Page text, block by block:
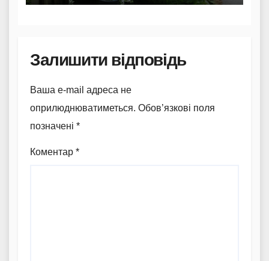
Залишити відповідь
Ваша e-mail адреса не
оприлюднюватиметься. Обов’язкові поля
позначені *
Коментар *